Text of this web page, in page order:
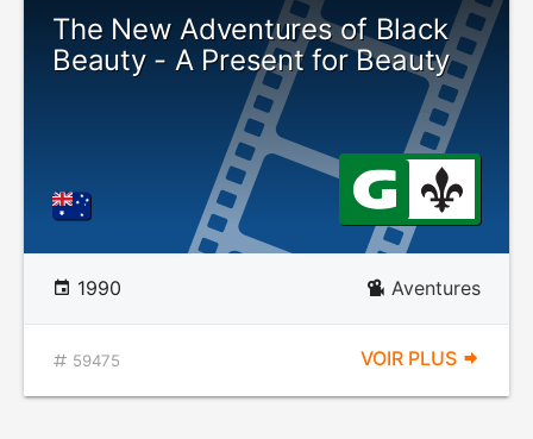
The New Adventures of Black
Beauty - A Present for Beauty
1990 Aventures
59475 VOIR PLUS